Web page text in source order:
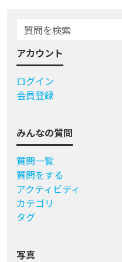
アカウント
ログイン
会員登録
みんなの質問
質問一覧
質問をする
アクティビティ
カテゴリ
タグ
写真